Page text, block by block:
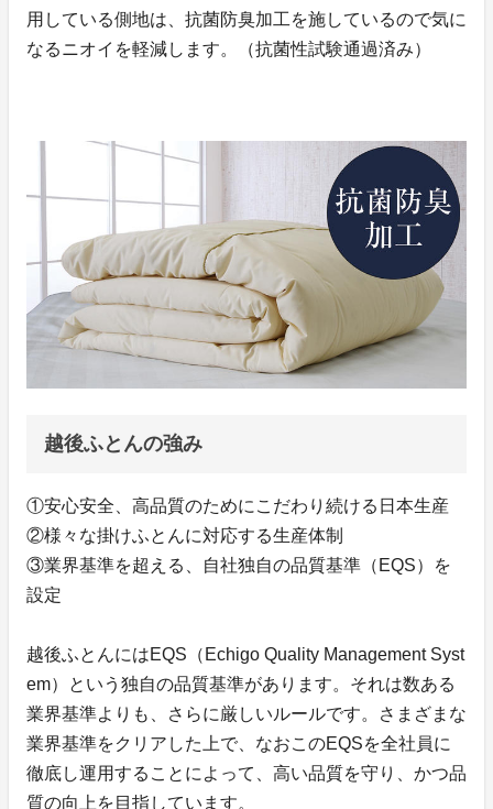
用している側地は、抗菌防臭加工を施しているので気に
なるニオイを軽減します。（抗菌性試験通過済み）
越後ふとんの強み
①安心安全、高品質のためにこだわり続ける日本生産
②様々な掛けふとんに対応する生産体制
③業界基準を超える、自社独自の品質基準（EQS）を
設定
越後ふとんにはEQS（Echigo Quality Management Syst
em）という独自の品質基準があります。それは数ある
業界基準よりも、さらに厳しいルールです。さまざまな
業界基準をクリアした上で、なおこのEQSを全社員に
徹底し運用することによって、高い品質を守り、かつ品
質の向上を目指しています。